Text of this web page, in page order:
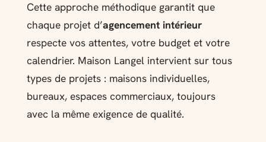
Cette approche méthodique garantit que
chaque projet d’agencement intérieur
respecte vos attentes, votre budget et votre
calendrier. Maison Langel intervient sur tous
types de projets : maisons individuelles,
bureaux, espaces commerciaux, toujours
avec la même exigence de qualité.